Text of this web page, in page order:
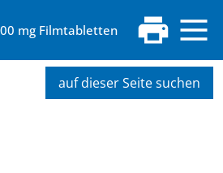
mg Filmtabletten
auf dieser Seite suchen